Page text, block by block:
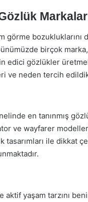
görme
birçok
edici gözlükler
ve neden tercih
en tanınmış
ve wayfarer
tasarımları ile
aktif yaşam tarzını